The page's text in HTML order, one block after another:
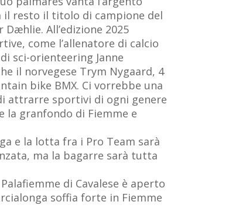
il resto il titolo di campione del
All’edizione 2025
come l’allenatore di calcio
sci-orienteering Janne
il norvegese Trym Nygaard, 4
bike BMX. Ci vorrebbe una
attrarre sportivi di ogni genere
la granfondo di Fiemme e
e la lotta fra i Pro Team sarà
ma la bagarre sarà tutta
di Cavalese è aperto
soffia forte in Fiemme